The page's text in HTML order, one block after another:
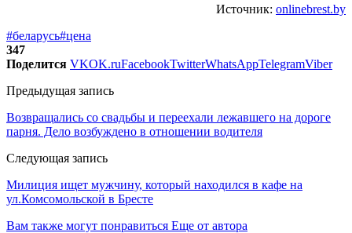
Источник: onlinebrest.by
#беларусь#цена
347
Поделится VKOK.ruFacebookTwitterWhatsAppTelegramViber
Предыдущая запись
Возвращались со свадьбы и переехали лежавшего на дороге
парня. Дело возбуждено в отношении водителя
Следующая запись
Милиция ищет мужчину, который находился в кафе на
ул.Комсомольской в Бресте
Вам также могут понравиться Еще от автора